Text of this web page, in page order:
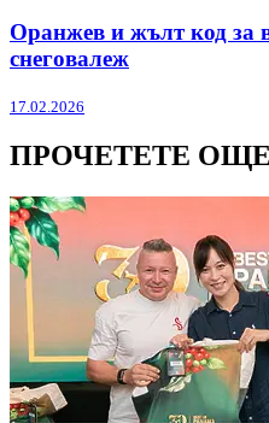
Оранжев и жълт код за
снеговалеж
17.02.2026
ПРОЧЕТЕТЕ ОЩЕ